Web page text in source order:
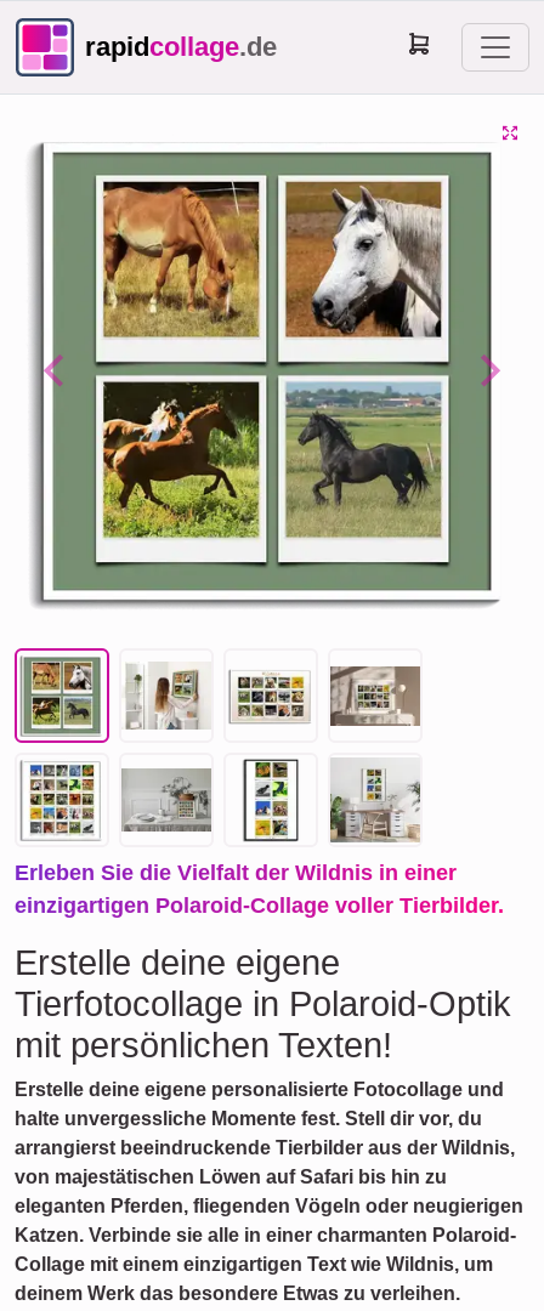
rapidcollage.de
Previous Next
Erleben Sie die Vielfalt der Wildnis in einer
einzigartigen Polaroid-Collage voller Tierbilder.
Erstelle deine eigene
Tierfotocollage in Polaroid-Optik
mit persönlichen Texten!
Erstelle deine eigene personalisierte Fotocollage und
halte unvergessliche Momente fest. Stell dir vor, du
arrangierst beeindruckende Tierbilder aus der Wildnis,
von majestätischen Löwen auf Safari bis hin zu
eleganten Pferden, fliegenden Vögeln oder neugierigen
Katzen. Verbinde sie alle in einer charmanten Polaroid-
Collage mit einem einzigartigen Text wie Wildnis, um
deinem Werk das besondere Etwas zu verleihen.